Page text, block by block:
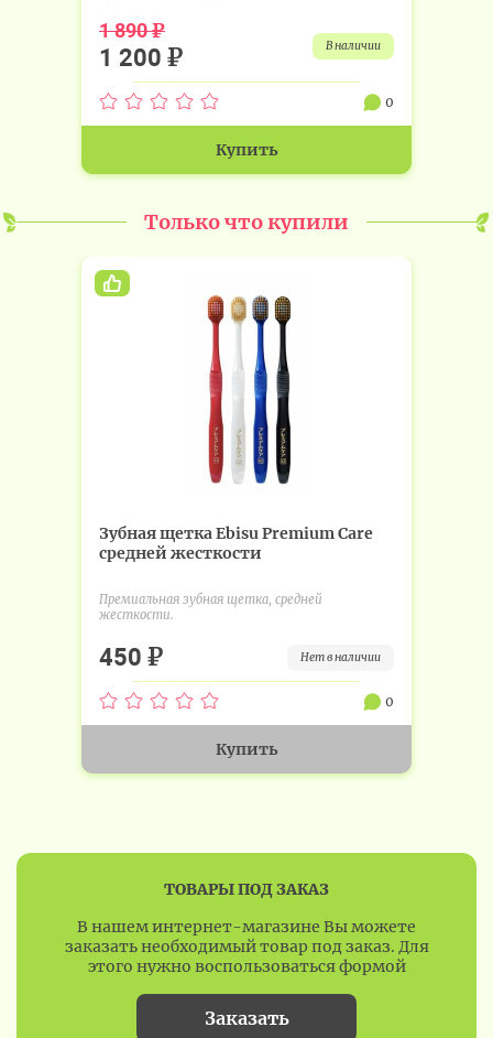
1 890₽
1 200 ₽ в наличии
0
Купить
Только что купили
Зубная щетка Ebisu Premium Care
средней жесткости
Премиальная зубная щетка, средней
жесткости.
450 ₽ нет в наличии
0
Купить
ТОВАРЫ ПОД ЗАКАЗ
В нашем интернет-магазине Вы можете
заказать необходимый товар под заказ. Для
этого нужно воспользоваться формой
Заказать